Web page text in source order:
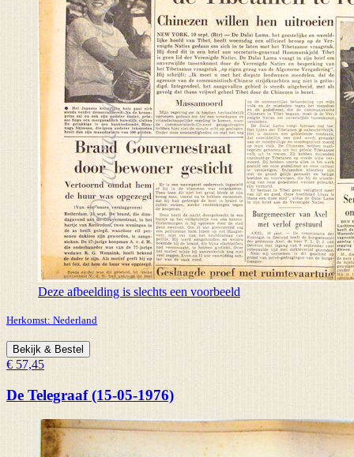
Deze afbeelding is slechts een voorbeeld
Herkomst: Nederland
Bekijk & Bestel
€ 57,45
De Telegraaf (15-05-1976)